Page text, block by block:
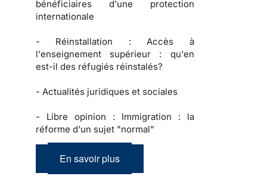
bénéficiaires d'une protection
internationale
- Réinstallation : Accès à
l'enseignement supérieur : qu'en
est-il des réfugiés réinstalés?
- Actualités juridiques et sociales
- Libre opinion : Immigration : la
réforme d'un sujet "normal"
En savoir plus